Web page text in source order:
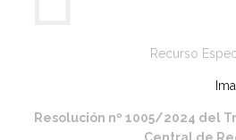
Recurso
Resolución nº 1005/2024 del
Central de